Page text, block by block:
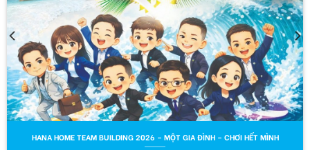
HANA HOME TEAM BUILDING 2026 – MỘT GIA ĐÌNH – CHƠI HẾT MÌNH